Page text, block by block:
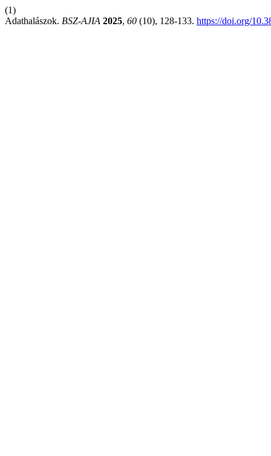
(1)
Adathalászok. BSZ-AJIA 2025, 60 (10), 128-133. https://doi.org/